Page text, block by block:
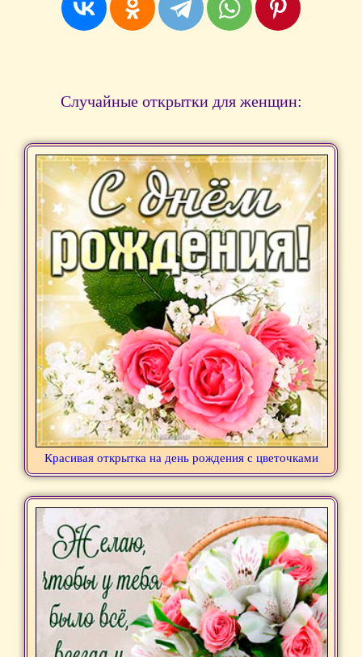
Случайные открытки для женщин:
Красивая открытка на день рождения с цветочками